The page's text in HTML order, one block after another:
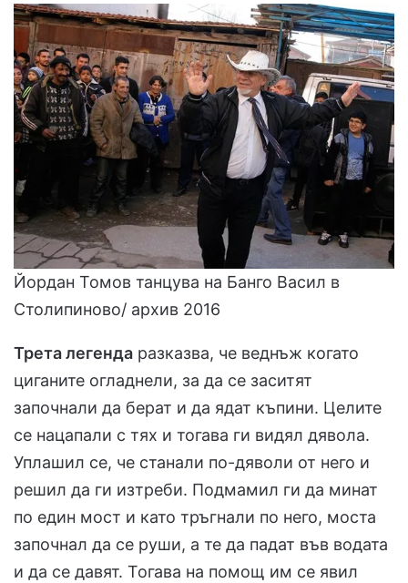
Йордан Томов танцува на Банго Васил в
Столипиново/ архив 2016
Трета легенда разказва, че веднъж когато
циганите огладнели, за да се заситят
започнали да берат и да ядат къпини. Целите
се нацапали с тях и тогава ги видял дявола.
Уплашил се, че станали по-дяволи от него и
решил да ги изтреби. Подмамил ги да минат
по един мост и като тръгнали по него, моста
започнал да се руши, а те да падат във водата
и да се давят. Тогава на помощ им се явил